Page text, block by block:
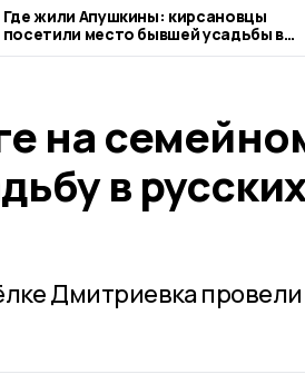
Где жили Апушкины: кирсановцы
посетили место бывшей усадьбы в
гавриловском Полякове
на
в русских
Дмитриевка